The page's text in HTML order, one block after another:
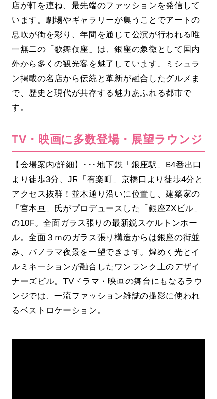
店が軒を連ね、最先端のファッションを発信して
います。劇場やギャラリーが集うことでアートの
息吹が街を彩り、年間を通じて公演が行われる唯
一無二の「歌舞伎座」は、銀座の象徴として国内
外から多くの観光客を魅了しています。ミシュラ
ン掲載の名店から伝統と革新が融合したグルメま
で、歴史と現代が共存する魅力あふれる都市で
す。
TV・映画に多数登場・展望ラウンジ
【会場案内/詳細】･･･地下鉄「銀座駅」B4番出口
より徒歩3分、JR「有楽町」京橋口より徒歩4分と
アクセス抜群！並木通り沿いに位置し、建築家の
「宮本亘」氏がプロデュースした「銀座ZXビル」
の10F。全面ガラス張りの最新鋭スケルトンホー
ル。全面３ｍのガラス張り構造からは銀座の街並
み、パノラマ夜景を一望できます。煌めく光とイ
ルミネーションが融合したワンランク上のデザイ
ナーズビル。TVドラマ・映画の舞台にもなるラウ
ンジでは、一流ファッション雑誌の撮影に使われ
るベストロケーション。